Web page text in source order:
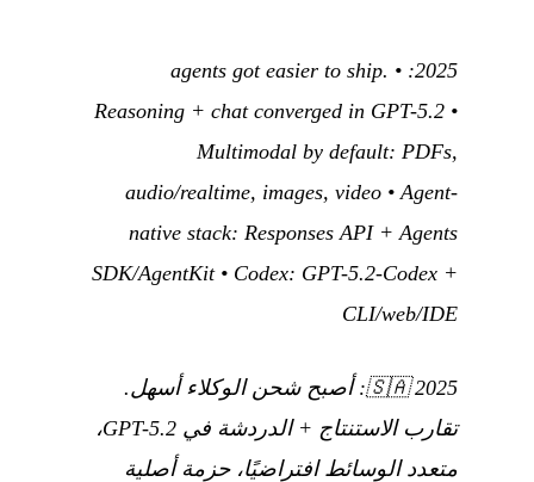
2025: agents got easier to ship. •
Reasoning + chat converged in GPT-5.2 •
Multimodal by default: PDFs,
audio/realtime, images, video • Agent-
native stack: Responses API + Agents
SDK/AgentKit • Codex: GPT-5.2-Codex +
CLI/web/IDE
🇸🇦2025: أصبح شحن الوكلاء أسهل.
تقارب الاستنتاج + الدردشة في GPT-5.2،
متعدد الوسائط افتراضيًا، حزمة أصلية